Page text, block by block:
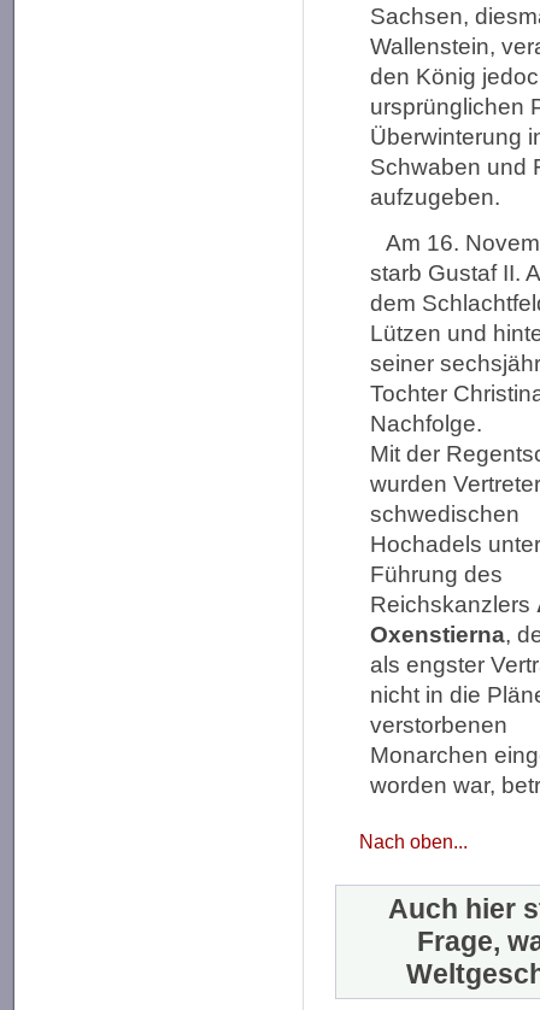
Sachsen,
Wallenstein,
den König
ursprünglichen
Überwinterung
Schwaben und
aufzugeben.
Am 16.
starb Gustaf II.
dem
Lützen und
seiner
Tochter
Nachfolge.
Mit der
wurden
schwedischen
Hochadels
Führung des
Reichskanzlers
Oxenstierna,
als engster
nicht in die
verstorbenen
Monarchen
worden war,
Nach oben...
Auch hier
Frage,